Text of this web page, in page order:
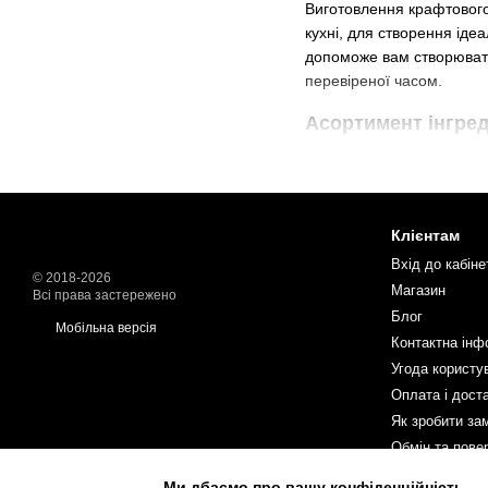
Виготовлення
кухні, для створення
допоможе вам
перевіреної часом.
Асортимент
зайвих зусиль.
Стабілізатори для
Ароматичні пасти
десерту
Чому обирають
Ми розуміємо потреби
© 2018-2026
Всі права застережено
Мобільна версія
Клієнтам
Вхід до
Магазин
Блог
Контактна
Угода
Оплата і
Як зробити
Обмін та